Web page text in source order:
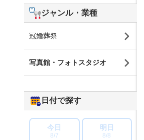
ジャンル・業種
冠婚葬祭
写真館・フォトスタジオ
日付で探す
今日
8/7
明日
8/8